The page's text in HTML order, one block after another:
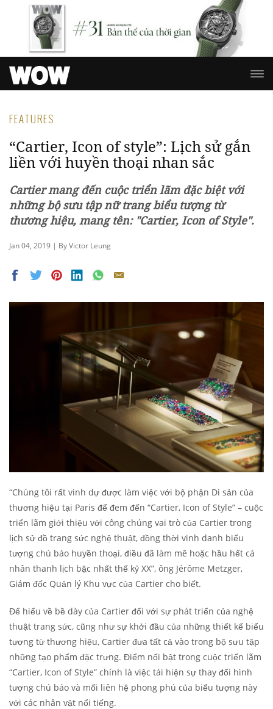
FEATURES
“Cartier, Icon of style”: Lịch sử gắn
liền với huyền thoại nhan sắc
Cartier mang đến cuộc triển lãm đặc biệt với
những bộ sưu tập nữ trang biểu tượng từ
thương hiệu, mang tên: "Cartier, Icon of Style".
Jan 04, 2019 | By Victor Leung
“Chúng tôi rất vinh dự được làm việc với bộ phận Di sản của
thương hiệu tại Paris để đem đến “Cartier, Icon of Style” – cuộc
triển lãm giới thiệu với công chúng vai trò của Cartier trong
lịch sử đồ trang sức nghệ thuật, đồng thời vinh danh biểu
tượng chú báo huyền thoại, điều đã làm mê hoặc hầu hết cá
nhân thanh lịch bậc nhất thế kỷ XX”, ông Jérôme Metzger,
Giám đốc Quản lý Khu vực của Cartier cho biết.
Để hiểu về bề dày của Cartier đối với sự phát triển của nghệ
thuật trang sức, cũng như sự khởi đầu của những thiết kế biểu
tượng từ thương hiệu, Cartier đưa tất cả vào trong bộ sưu tập
những tạo phẩm đặc trưng. Điểm nối bật trong cuộc triển lãm
“Cartier, Icon of Style” chính là việc tái hiện sự thay đổi hình
tượng chú báo và mối liên hệ phong phú của biểu tượng này
với các nhân vật nổi tiếng.